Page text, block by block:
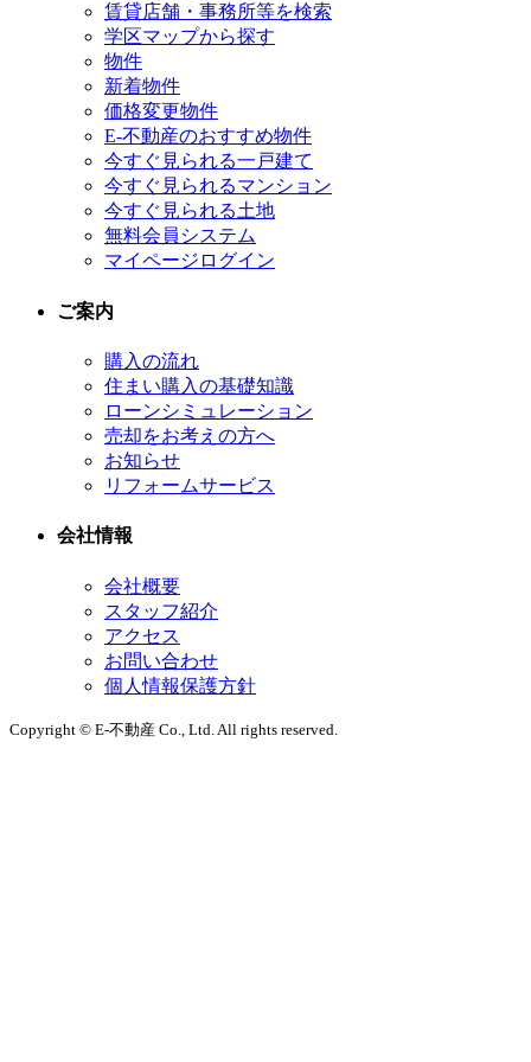
賃貸店舗・事務所等を検索
学区マップから探す
物件
新着物件
価格変更物件
E-不動産のおすすめ物件
今すぐ見られる一戸建て
今すぐ見られるマンション
今すぐ見られる土地
無料会員システム
マイページログイン
ご案内
購入の流れ
住まい購入の基礎知識
ローンシミュレーション
売却をお考えの方へ
お知らせ
リフォームサービス
会社情報
会社概要
スタッフ紹介
アクセス
お問い合わせ
個人情報保護方針
Copyright © E-不動産 Co., Ltd. All rights reserved.